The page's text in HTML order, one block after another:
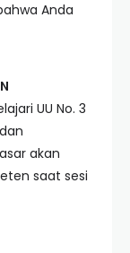
Anda
UU No. 3
akan
saat sesi